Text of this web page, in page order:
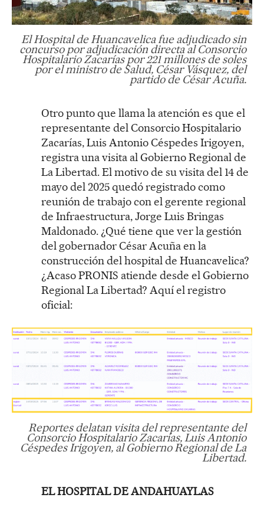
El Hospital de Huancavelica fue adjudicado sin
concurso por adjudicación directa al Consorcio
Hospitalario Zacarías por 221 millones de soles
por el ministro de Salud, César Vásquez, del
partido de César Acuña.
Otro punto que llama la atención es que el
representante del Consorcio Hospitalario
Zacarías, Luis Antonio Céspedes Irigoyen,
registra una visita al Gobierno Regional de
La Libertad. El motivo de su visita del 14 de
mayo del 2025 quedó registrado como
reunión de trabajo con el gerente regional
de Infraestructura, Jorge Luis Bringas
Maldonado. ¿Qué tiene que ver la gestión
del gobernador César Acuña en la
construcción del hospital de Huancavelica?
¿Acaso PRONIS atiende desde el Gobierno
Regional La Libertad? Aquí el registro
oficial:
Reportes delatan visita del representante del
Consorcio Hospitalario Zacarías, Luis Antonio
Céspedes Irigoyen, al Gobierno Regional de La
Libertad.
EL HOSPITAL DE ANDAHUAYLAS